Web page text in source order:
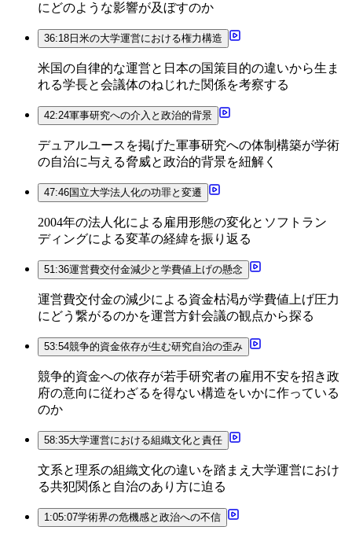
にどのような影響が及ぼすのか
36:18 日米の大学運営における権力構造
米国の自律的な運営と日本の国策目的の違いから生ま
れる学長と会議体のねじれた関係を考察する
42:24軍事研究への介入と政治的背景
デュアルユースを掲げた軍事研究への体制構築が学術
の自治に与える脅威と政治的背景を紐解く
47:46国立大学法人化の功罪と変遷
2004年の法人化による雇用形態の変化とソフトラン
ディングによる変革の経緯を振り返る
51:36運営費交付金減少と学費値上げの懸念
運営費交付金の減少による資金枯渇が学費値上げ圧力
にどう繋がるのかを運営方針会議の観点から探る
53:54競争的資金依存が生む研究自治の歪み
競争的資金への依存が若手研究者の雇用不安を招き政
府の意向に従わざるを得ない構造をいかに作っている
のか
58:35大学運営における組織文化と責任
文系と理系の組織文化の違いを踏まえ大学運営におけ
る共犯関係と自治のあり方に迫る
1:05:07学術界の危機感と政治への不信